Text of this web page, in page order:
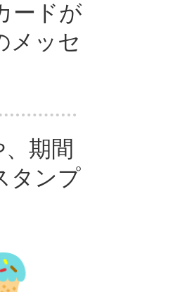
ードが
メッセ
期間
タンプ